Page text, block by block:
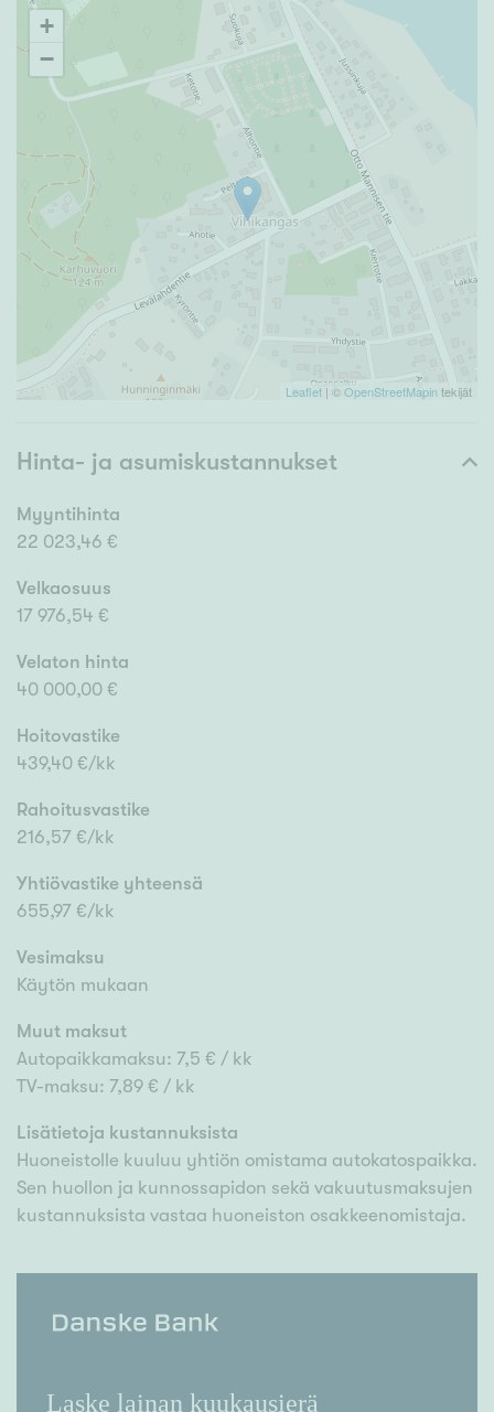
+
−
Leaflet | ©OpenStreetMapintekijät
Hinta- ja asumiskustannukset
Myyntihinta
22 023,46 €
Velkaosuus
17 976,54 €
Velaton hinta
40 000,00 €
Hoitovastike
439,40 €/kk
Rahoitusvastike
216,57 €/kk
Yhtiövastike yhteensä
655,97 €/kk
Vesimaksu
Käytön mukaan
Muut maksut
Autopaikkamaksu: 7,5 € / kk
TV-maksu: 7,89 € / kk
Lisätietoja kustannuksista
Huoneistolle kuuluu yhtiön omistama autokatospaikka.
Sen huollon ja kunnossapidon sekä vakuutusmaksujen
kustannuksista vastaa huoneiston osakkeenomistaja.